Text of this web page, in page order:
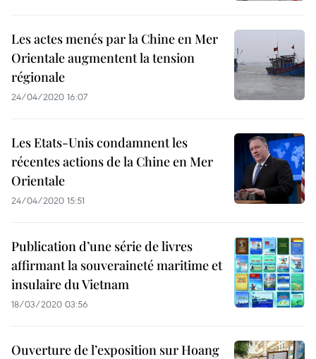
Les actes menés par la Chine en Mer
Orientale augmentent la tension
régionale
24/04/2020 16:07
Les Etats-Unis condamnent les
récentes actions de la Chine en Mer
Orientale
24/04/2020 15:51
Publication d’une série de livres
affirmant la souveraineté maritime et
insulaire du Vietnam
18/03/2020 03:56
Ouverture de l’exposition sur Hoang